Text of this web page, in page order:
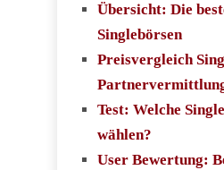
Übersicht: Die
Singlebörsen
Preisvergleich
Test: Welche
wählen?
User Bewertung: